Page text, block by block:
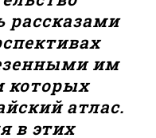
рассказами
им
которых
атлас.
в этих